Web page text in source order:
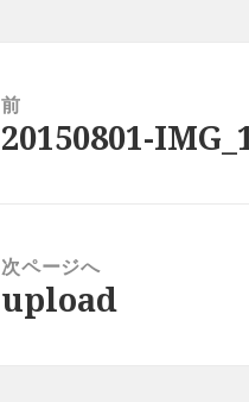
前
前
20150801-
次ページへ
次
upload